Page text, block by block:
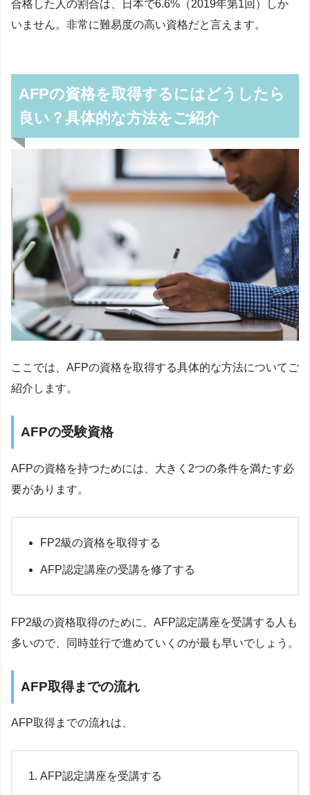
合格した人の割合は、日本で6.6%（2019年第1回）しか
いません。非常に難易度の高い資格だと言えます。
AFPの資格を取得するにはどうしたら
良い？具体的な方法をご紹介
ここでは、AFPの資格を取得する具体的な方法についてご
紹介します。
AFPの受験資格
AFPの資格を持つためには、大きく2つの条件を満たす必
要があります。
FP2級の資格を取得する
AFP認定講座の受講を修了する
FP2級の資格取得のために、AFP認定講座を受講する人も
多いので、同時並行で進めていくのが最も早いでしょう。
AFP取得までの流れ
AFP取得までの流れは、
AFP認定講座を受講する